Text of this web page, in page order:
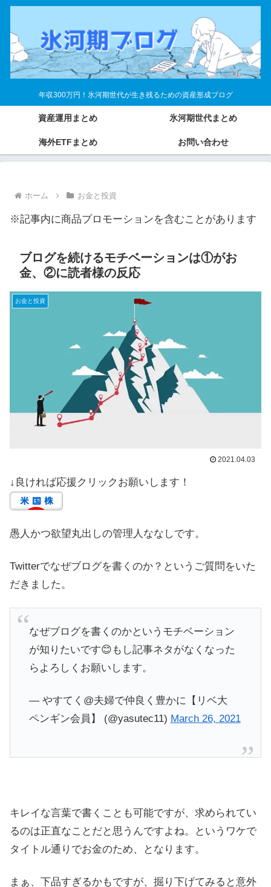
年収300万円！氷河期世代が生き残るための資産形成ブログ
資産運用まとめ 氷河期世代まとめ
海外ETFまとめ お問い合わせ
ホーム お金と投資
※記事内に商品プロモーションを含むことがあります
ブログを続けるモチベーションは①がお
金、②に読者様の反応
お金と投資
2021.04.03
↓良ければ応援クリックお願いします！
愚人かつ欲望丸出しの管理人ななしです。
Twitterでなぜブログを書くのか？というご質問をいた
だきました。
なぜブログを書くのかというモチベーション
が知りたいです😊もし記事ネタがなくなった
らよろしくお願いします。
— やすてく@夫婦で仲良く豊かに【リベ大
ペンギン会員】 (@yasutec11) March 26, 2021
キレイな言葉で書くことも可能ですが、求められてい
るのは正直なことだと思うんですよね。というワケで
タイトル通りでお金のため、となります。
まぁ、下品すぎるかもですが、掘り下げてみると意外